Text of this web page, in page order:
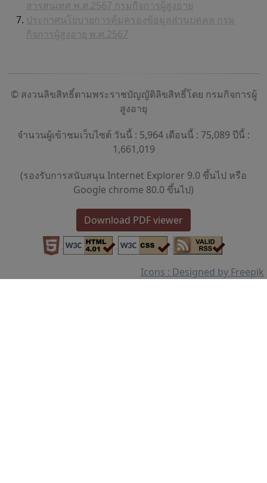
สารสนเทศ พ.ศ.2567 กรมกิจการผู้สูงอายุ
ประกาศนโยบายการคุ้มครองข้อมูลส่วนบุคคล กรม
กิจการผู้สูงอายุ พ.ศ.2567
© สงวนลิขสิทธิ์ตามพระราชบัญญัติลิขสิทธิ์โดย กรมกิจการผู้
สูงอายุ
จำนวนผู้เข้าชมเว็บไซต์ วันนี้ : 5,964 เดือนนี้ : 75,089 ปีนี้ :
1,661,019
(รองรับการสนับสนุน Internet Explorer 9.0 ขึ้นไป หรือ
Google chrome 80.0 ขึ้นไป)
Download PDF viewer
Icons : Designed by Freepik